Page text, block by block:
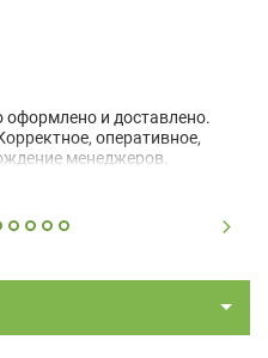
оформлено и доставлено.
оперативное,
менеджеров.